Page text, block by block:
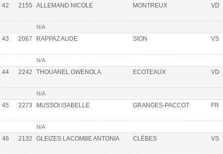
42 2155 ALLEMAND NICOLE MONTREUX VD
N/A
43 2067 RAPPAZ AUDE SION VS
N/A
44 2242 THOUANEL GWENOLA ECOTEAUX VD
N/A
45 2273 MUSSOI ISABELLE GRANGES-PACCOT FR
N/A
46 2132 GLEIZES LACOMBE ANTONIA CLÈBES VS